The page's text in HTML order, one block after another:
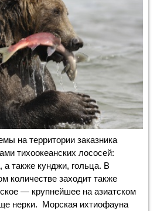
на территории заказника
тихоокеанских лососей:
а также кунджи, гольца. В
количестве заходит также
— крупнейшее на азиатском
нерки. Морская ихтиофауна